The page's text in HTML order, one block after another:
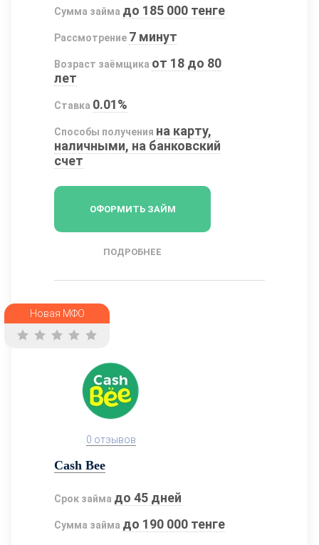
Сумма займа до 185 000 тенге
Рассмотрение 7 минут
Возраст заёмщика от 18 до 80
лет
Ставка 0.01%
Способы получения на карту,
наличными, на банковский
счет
ОФОРМИТЬ ЗАЙМ
ПОДРОБНЕЕ
Новая МФО
0 отзывов
Cash Bee
Срок займа до 45 дней
Сумма займа до 190 000 тенге